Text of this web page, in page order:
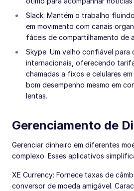
Slack: Mantém o trabalho
em movimento com canais
fáceis de compartilhamento de
Skype: Um velho confiável para
internacionais, oferecendo
chamadas a fixos e celulares
bom desempenho mesmo em
lentas.
Gerenciamento de
Gerenciar dinheiro em diferentes
complexo. Esses aplicativos
XE Currency: Fornece taxas de
conversor de moeda amigável.